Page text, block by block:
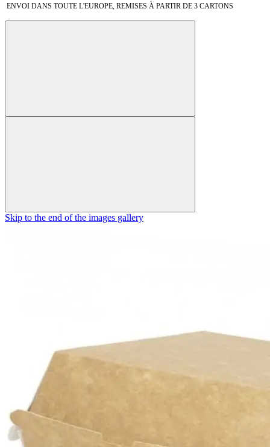
ENVOI DANS TOUTE L'EUROPE, REMISES À PARTIR DE 3 CARTONS
Skip to the end of the images gallery